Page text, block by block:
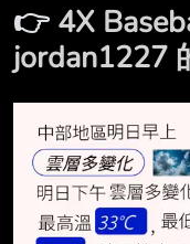
👉 4X
jordan1227